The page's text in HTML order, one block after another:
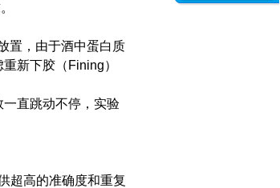
置，由于酒中蛋白质
新下胶（Fining）
直跳动不停，实验
超高的准确度和重复